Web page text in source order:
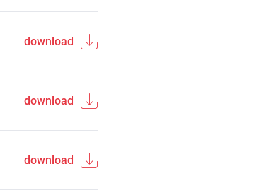
download
download
download